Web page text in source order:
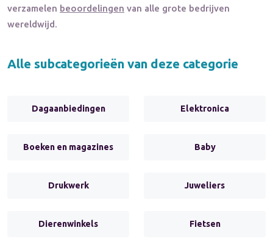
verzamelen beoordelingen van alle grote bedrijven
wereldwijd.
Alle subcategorieën van deze categorie
Dagaanbiedingen Elektronica
Boeken en magazines Baby
Drukwerk Juweliers
Dierenwinkels Fietsen